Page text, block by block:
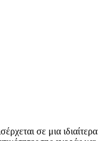
σε μια ιδιαίτερα